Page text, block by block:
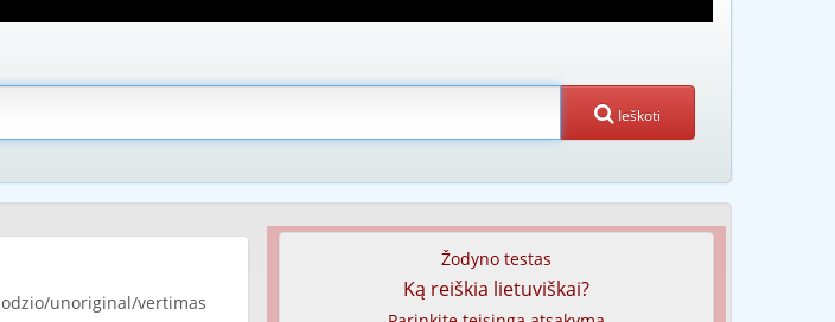
Ieškoti
unoriginal/vertimas
Žodyno testas
Ką reiškia lietuviškai?